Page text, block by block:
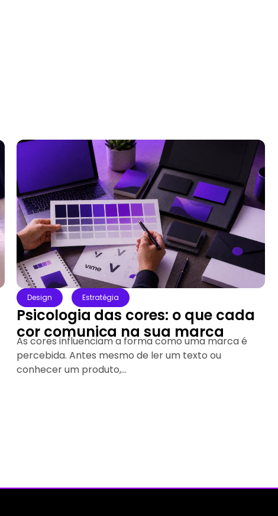
Estratégia Mercado
Meta Ads agora permite
identificar quais conversas
realmente viraram vendas
Campanhas de anúncios direcionadas para o
WhatsApp são uma das principais estratégias